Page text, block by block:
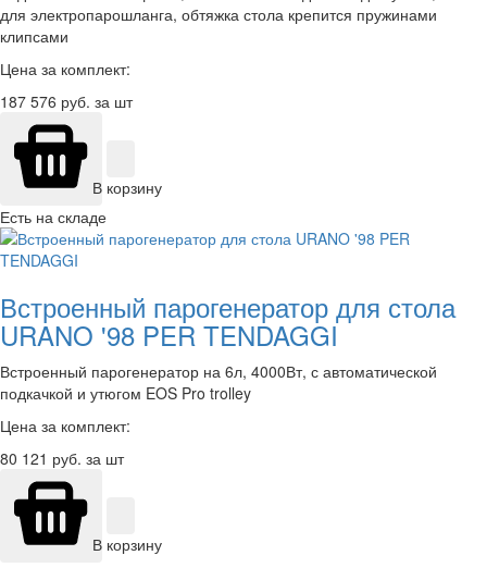
для электропарошланга, обтяжка стола крепится пружинами
клипсами
Цена за комплект:
187 576 руб. за шт
В корзину
Есть на складе
Встроенный парогенератор для стола
URANO '98 PER TENDAGGI
Встроенный парогенератор на 6л, 4000Вт, с автоматической
подкачкой и утюгом EOS Pro trolley
Цена за комплект:
80 121 руб. за шт
В корзину